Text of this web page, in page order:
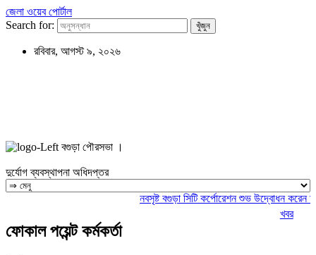
জেলা ওয়েব পোর্টাল
Search for:
রবিবার, আগস্ট ৯, ২০২৬
বগুড়া পৌরসভা ।
দুর্যোগ ব্যবস্থাপনা অধিদপ্তর
নবসৃষ্ট বগুড়া সিটি কর্পোরেশন শুভ উদ্বোধন করেন
খবর
ফোকাল পয়েন্ট কর্মকর্তা